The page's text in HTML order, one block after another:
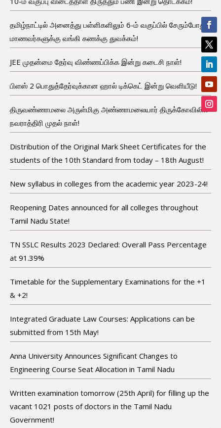
தமிழ்நாட்டில் அனைத்து பள்ளிகளிலும் 6-ம் வகுப்பில் சேரும்போது
மாணவர்களுக்கு வங்கி கணக்கு துவக்கம்!
JEE முதன்மை தேர்வு விண்ணப்பிக்க இன்று கடைசி நாள்!
பிளஸ் 2 பொதுத்தேர்வுக்கான ஹால் டிக்கெட் இன்று வெளியீடு!
திருவண்ணாமலை அருள்மிகு அண்ணாமலையார் திருக்கோவிலில்
நவராத்திரி முதல் நாள்!
Distribution of the Original Mark Sheet Certificates for the
students of the 10th Standard from today – 18th August!
New syllabus in colleges from the academic year 2023-24!
Reopening Dates announced for all colleges throughout
Tamil Nadu State!
TN SSLC Results 2023 Declared: Overall Pass Percentage
at 91.39%
Timetable for the Supplementary Examinations for the +1
& +2!
Integrated Graduate Law Courses: Applications can be
submitted from 15th May!
Anna University Announces Significant Changes to
Engineering Course Seat Allocation in Tamil Nadu
Written examination tomorrow (25th April) for filling up the
vacant 1021 posts of doctors in the Tamil Nadu
Government!